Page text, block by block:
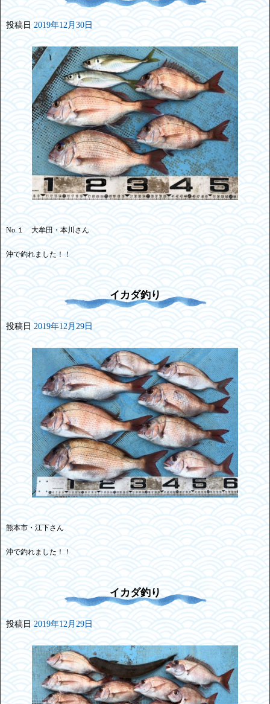
投稿日 2019年12月30日
No.１ 大牟田・本川さん
沖で釣れました！！
イカダ釣り
投稿日 2019年12月29日
熊本市・江下さん
沖で釣れました！！
イカダ釣り
投稿日 2019年12月29日